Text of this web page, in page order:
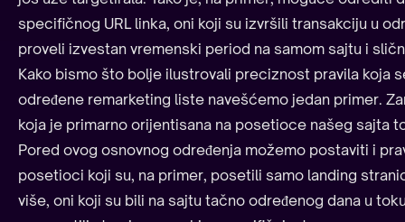
specifičnog URL linka, oni koji su izvršili transakciju u
proveli izvestan vremenski period na samom sajtu i
Kako bismo što bolje ilustrovali preciznost pravila koja
određene remarketing liste navešćemo jedan primer.
koja je primarno orijentisana na posetioce našeg sajta
Pored ovog osnovnog određenja možemo postaviti i
posetioci koji su, na primer, posetili samo landing
više, oni koji su bili na sajtu tačno određenog dana u